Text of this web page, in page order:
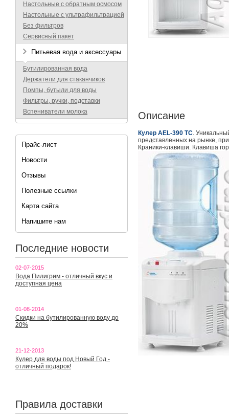
Настольные с обратным осмосом
Настольные с ультрафильтрацией
Без фильтров
Сервисный пакет
Питьевая вода и аксессуары
Бутилированная вода
Держатели для стаканчиков
Помпы, бутыли для воды
Фильтры, ручки, подставки
Вспениватели молока
Прайс-лист
Новости
Отзывы
Полезные ссылки
Карта сайта
Напишите нам
Последние новости
02-07-2015
Вода Пилигрим - отличный вкус и
доступная цена
01-08-2014
Скидки на бутилированную воду до
20%
21-12-2013
Кулер для воды под Новый Год -
отличный подарок!
Правила доставки
Описание
Кулер AEL-390 TC.
представленных на рынке,
Краники-клавиши. Клавиша